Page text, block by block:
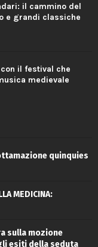
il cammino del
e grandi classiche
il festival che
medievale
quinquies
MEDICINA:
sulla mozione
esiti della seduta